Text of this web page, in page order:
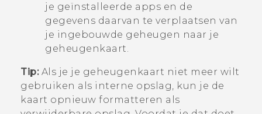
je geïnstalleerde apps en de
gegevens daarvan te verplaatsen van
je ingebouwde geheugen naar je
geheugenkaart.
Tip:Als je je geheugenkaart niet meer wilt
gebruiken als interne opslag, kun je de
kaart opnieuw formatteren als